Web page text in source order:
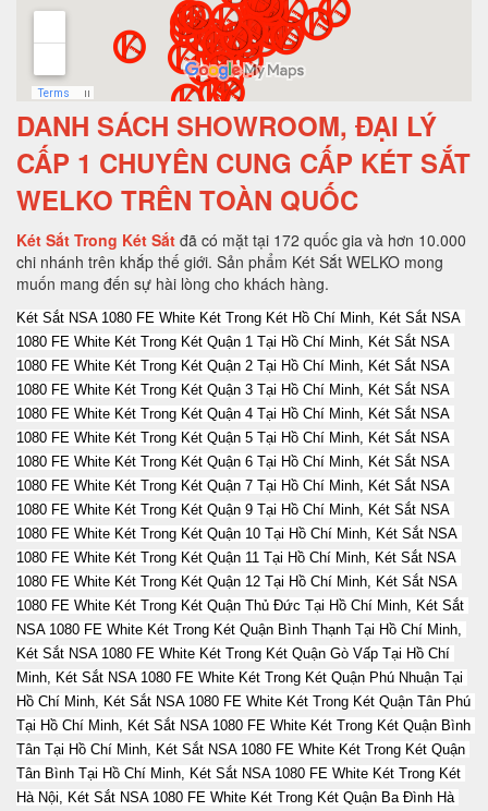
DANH SÁCH SHOWROOM, ĐẠI LÝ
CẤP 1 CHUYÊN CUNG CẤP KÉT SẮT
WELKO TRÊN TOÀN QUỐC
Két Sắt Trong Két Sắt đã có mặt tại 172 quốc gia và hơn 10.000
chi nhánh trên khắp thế giới. Sản phẩm Két Sắt WELKO mong
muốn mang đến sự hài lòng cho khách hàng.
Két Sắt NSA 1080 FE White Két Trong Két Hồ Chí Minh, Két Sắt NSA 1080 FE White Két Trong Két Quận 1 Tại Hồ Chí Minh, Két Sắt NSA 1080 FE White Két Trong Két Quận 2 Tại Hồ Chí Minh, Két Sắt NSA 1080 FE White Két Trong Két Quận 3 Tại Hồ Chí Minh, Két Sắt NSA 1080 FE White Két Trong Két Quận 4 Tại Hồ Chí Minh, Két Sắt NSA 1080 FE White Két Trong Két Quận 5 Tại Hồ Chí Minh, Két Sắt NSA 1080 FE White Két Trong Két Quận 6 Tại Hồ Chí Minh, Két Sắt NSA 1080 FE White Két Trong Két Quận 7 Tại Hồ Chí Minh, Két Sắt NSA 1080 FE White Két Trong Két Quận 9 Tại Hồ Chí Minh, Két Sắt NSA 1080 FE White Két Trong Két Quận 10 Tại Hồ Chí Minh, Két Sắt NSA 1080 FE White Két Trong Két Quận 11 Tại Hồ Chí Minh, Két Sắt NSA 1080 FE White Két Trong Két Quận 12 Tại Hồ Chí Minh, Két Sắt NSA 1080 FE White Két Trong Két Quận Thủ Đức Tại Hồ Chí Minh, Két Sắt NSA 1080 FE White Két Trong Két Quận Bình Thạnh Tại Hồ Chí Minh, Két Sắt NSA 1080 FE White Két Trong Két Quận Gò Vấp Tại Hồ Chí Minh, Két Sắt NSA 1080 FE White Két Trong Két Quận Phú Nhuận Tại Hồ Chí Minh, Két Sắt NSA 1080 FE White Két Trong Két Quận Tân Phú Tại Hồ Chí Minh, Két Sắt NSA 1080 FE White Két Trong Két Quận Bình Tân Tại Hồ Chí Minh, Két Sắt NSA 1080 FE White Két Trong Két Quận Tân Bình Tại Hồ Chí Minh, Két Sắt NSA 1080 FE White Két Trong Két Hà Nội, Két Sắt NSA 1080 FE White Két Trong Két Quận Ba Đình Hà Nội, Két Sắt NSA 1080 FE White Két Trong Két Quận Hoàn Kiếm Hà Nội, Két Sắt NSA 1080 FE White Két Trong Két Quận Hai Bà Trưng Hà Nội, Két Sắt NSA 1080 FE White Két Trong Két Quận Đống Đa Hà Nội, Két Sắt NSA 1080 FE White Két Trong Két Quận Tây Hồ Hà Nội, Két Sắt NSA 1080 FE White Két Trong Két Quận Đống Đa Hà Nội, Két Sắt NSA 1080 FE White Két Trong Két Quận Thanh Xuân Hà Nội, Két Sắt NSA 1080 FE White Két Trong Két Quận Hoàng Mai Hà Nội, Két Sắt NSA 1080 FE White Két Trong Két Quận Long Biên Hà Nội, Két Sắt NSA 1080 FE White Két Trong Két Quận Đống Đa Hà Nội, Két Sắt NSA 1080 FE White Két Trong Két Huyện Thanh Trì Hà Nội, Két Sắt NSA 1080 FE White Két Trong Két Huyện Gia Lâm Hà Nội, Két Sắt NSA 1080 FE White Két Trong Két Huyện Đông Anh Hà Nội, Két Sắt NSA 1080 FE White Két Trong Két Huyện Sóc Sơn Hà Nội, Két Sắt NSA 1080 FE White Két Trong Két Quận Hà Đông Hà Nội, Két Sắt NSA 1080 FE White Két Trong Két Thị xã Sơn Tây Hà Nội, Két Sắt NSA 1080 FE White Két Trong Két Huyện Ba Vì Hà Nội, Két Sắt NSA 1080 FE White Két Trong Két Huyện Phúc Thọ Hà Nội, Két Sắt NSA 1080 FE White Két Trong Két Huyện Thạch Thất Hà Nội, Két Sắt NSA 1080 FE White Két Trong Két Huyện Quốc Oai Hà Nội, Két Sắt NSA 1080 FE White Két Trong Két Huyện Chương Mỹ Hà Nội, Két Sắt NSA 1080 FE White Két Trong Két Huyện Đan Phượng Hà Nội, Két Sắt NSA 1080 FE White Két Trong Két Huyện Hoài Đức Hà Nội, Két Sắt NSA 1080 FE White Két Trong Két Huyện Thanh Oai Hà Nội, Két Sắt NSA 1080 FE White Két Trong Két Huyện Mỹ Đức Hà Nội, Két Sắt NSA 1080 FE White Két Trong Két Huyện Ứng Hoà Hà Nội, Két Sắt NSA 1080 FE White Két Trong Két Huyện Thường Tín Hà Nội, Két Sắt NSA 1080 FE White Két Trong Két Huyện Phú Xuyên Hà Nội, Két Sắt NSA 1080 FE White Két Trong Két Huyện Mê Linh Hà Nội, Két Sắt NSA 1080 FE White Két Trong Két Quận Nam Từ Liên Hà Nội, Két Sắt NSA 1080 FE White Két Trong Két An Giang, Két Sắt NSA 1080 FE White Két Trong Két Thành phố Long Xuyên Tỉnh An Giang, Két Sắt NSA 1080 FE White Két Trong Két Thành phố Châu Đốc Tỉnh An Giang, Két Sắt NSA 1080 FE White Két Trong Két Huyện An Phú Tỉnh An Giang, Két Sắt NSA 1080 FE White Két Trong Két Thị xã Tân Châu, Két Sắt NSA 1080 FE White Két Trong Két Huyện Phú Tân, Két Sắt NSA 1080 FE White Két Trong Két Huyện Châu Phú, Két Sắt NSA 1080 FE White Két Trong Két Huyện Tịnh Biên, Két Sắt NSA 1080 FE White Két Trong Két Huyện Tri Tôn, Két Sắt NSA 1080 FE White Két Trong Két Huyện Châu Thành Tỉnh An Giang, Két Sắt NSA 1080 FE White Két Trong Két Huyện Chợ Mới Tỉnh An Giang, Két Sắt NSA 1080 FE White Két Trong Két Huyện Thoại Sơn Tỉnh An Giang, Két Sắt NSA 1080 FE White Két Trong Két Vũng Tàu, Két Sắt NSA 1080 FE White Két Trong Két Thành phố Vũng Tàu Tại Bà Rịa - Vũng Tàu, Két Sắt NSA 1080 FE White Két Trong Két Thành phố Bà Rịa Tại Bà Rịa - Vũng Tàu, Két Sắt NSA 1080 FE White Két Trong Két Huyện Châu Đức Tại Bà Rịa - Vũng Tàu, Két Sắt NSA 1080 FE White Két Trong Két Huyện Xuyên Mộc Tại Bà Rịa - Vũng Tàu, Két Sắt NSA 1080 FE White Két Trong Két Huyện Long Điền Tại Bà Rịa - Két Sắt NSA 1080 FE White Két Trong Két Cần Thơ, Két Sắt NSA 1080 FE White Két Trong Két Tại Thành phố Cần Thơ Tỉnh Cần Thơ, Két Sắt NSA 1080 FE White Két Trong Két Tại Quận Ninh Kiều Tỉnh Cần Thơ, Két Sắt NSA 1080 FE White Két Trong Két Tại Quận Ô Môn Tỉnh Cần Thơ, Két Sắt NSA 1080 FE White Két Trong Két Tại Quận Bình Thuỷ Tỉnh Cần Thơ, Két Sắt NSA 1080 FE White Két Trong Két Tại Quận Cái Răng Tỉnh Cần Thơ, Két Sắt NSA 1080 FE White Két Trong Két Tại Quận Thốt Nốt Tỉnh Cần Thơ, Két Sắt NSA 1080 FE White Két Trong Két Tại Huyện Vĩnh Thạnh Tỉnh Cần Thơ, Két Sắt NSA 1080 FE White Két Trong Két Tại Huyện Cờ Đỏ Tỉnh Cần Thơ, Két Sắt NSA 1080 FE White Két Trong Két Tại Huyện Phong Điền Tỉnh Cần Thơ, Két Sắt NSA 1080 FE White Két Trong Két Tại Huyện Thới Lai Tỉnh Cần Thơ, Két Sắt NSA 1080 FE White Két Trong Két Đà Nẵng, Két Sắt NSA 1080 FE White Két Trong Két Tại Thành phố Đà Nẵng Tỉnh Đà Nẵng, Két Sắt NSA 1080 FE White Két Trong Két Tại Quận Liên Chiểu Tỉnh Đà Nẵng, Két Sắt NSA 1080 FE White Két Trong Két Tại Quận Thanh Khê Tỉnh Đà Nẵng, Két Sắt NSA 1080 FE White Két Trong Két Tại Quận Hải Châu Tỉnh Đà Nẵng, Két Sắt NSA 1080 FE White Két Trong Két Tại Quận Sơn Trà Tỉnh Đà Nẵng, Két Sắt NSA 1080 FE White Két Trong Két Tại Quận Ngũ Hành Sơn Tỉnh Đà Nẵng, Két Sắt NSA 1080 FE White Két Trong Két Tại Quận Cẩm Lệ Tỉnh Đà Nẵng, Két Sắt NSA 1080 FE White Két Trong Két TạiHuyện Hòa Vang Tỉnh Đà Nẵng, Két Sắt NSA 1080 FE White Két Trong Két Đắk Lắk, Két Sắt NSA 1080 FE White Két Trong Két Tại Thành phố Buôn Ma Thuột Tỉnh Đắk Lắk, Két Sắt NSA 1080 FE White Két Trong Két Tại Thị xã Buôn Hồ Tỉnh Đắk Lắk, Két Sắt NSA 1080 FE White Két Trong Két Tại Huyện Buôn Đôn Tỉnh Đắk Lắk, Két Sắt NSA 1080 FE White Két Trong Két Tại Huyện Cư Kuin Tỉnh Đắk Lắk, Két Sắt NSA 1080 FE White Két Trong Két Tại Huyện Cư M’gar Tỉnh Đắk Lắk, Két Sắt NSA 1080 FE White Két Trong Két Tại Huyện Ea H’leo Tỉnh Đắk Lắk, Két Sắt NSA 1080 FE White Két Trong Két Tại Huyện Ea Kar Tỉnh Đắk Lắk, Két Sắt NSA 1080 FE White Két Trong Két Tại Huyện Ea Súp Tỉnh Đắk Lắk, Két Sắt NSA 1080 FE White Két Trong Két Tại Huyện Krông Ana Tỉnh Đắk Lắk, Két Sắt NSA 1080 FE White Két Trong Két Tại Huyện Krông Bông Tỉnh Đắk Lắk, Két Sắt NSA 1080 FE White Két Trong Két Tại Huyện Krông Búk Tỉnh Đắk Lắk, Két Sắt NSA 1080 FE White Két Trong Két Tại Huyện Krông Năng Tỉnh Đắk Lắk, Két Sắt NSA 1080 FE White Két Trong Két Tại Huyện Krông Pắk Tỉnh Đắk Lắk, Két Sắt NSA 1080 FE White Két Trong Két Tại Huyện Lắk Tỉnh Đắk Lắk, Két Sắt NSA 1080 FE White Két Trong Két Tại Huyện M’Đrắk Tỉnh Đắk Lắk, Két Sắt NSA 1080 FE White Két Trong Két Đắk Nông, Két Sắt NSA 1080 FE White Két Trong Két Tại Thành phố Gia Nghĩa Tỉnh Đắk Nông, Két Sắt NSA 1080 FE White Két Trong Két Tại Huyện Cư Jút Tỉnh Đắk Nông, Két Sắt NSA 1080 FE White Két Trong Két Tại Huyện Đắk Glong Tỉnh Đắk Nông, Két Sắt NSA 1080 FE White Két Trong Két Tại Huyện Đắk Mil Tỉnh Đắk Nông, Két Sắt NSA 1080 FE White Két Trong Két Tại Huyện Đắk R’lấp Tỉnh Đắk Nông, Két Sắt NSA 1080 FE White Két Trong Két Tại Huyện Đắk Song Tỉnh Đắk Nông, Két Sắt NSA 1080 FE White Két Trong Két Tại Huyện Krông Nô Tỉnh Đắk Nông, Két Sắt NSA 1080 FE White Két Trong Két Tại Huyện Tuy Đức Tỉnh Đắk Nông, Két Sắt NSA 1080 FE White Két Trong Két Đồng Nai, Két Sắt NSA 1080 FE White Két Trong Két Tại Thành phố Biên Hòa Tỉnh Đồng Nai, Két Sắt NSA 1080 FE White Két Trong Két Tại Thành phố Long Khánh Tỉnh Đồng Nai, Két Sắt NSA 1080 FE White Két Trong Két Tại Huyện Cẩm Mỹ Tỉnh Đồng Nai, Két Sắt NSA 1080 FE White Két Trong Két Tại Huyện Định Quán Tỉnh Đồng Nai, Két Sắt NSA 1080 FE White Két Trong Két Tại Huyện Long Thành Tỉnh Đồng Nai, Két Sắt NSA 1080 FE White Két Trong Két Tại Huyện Nhơn Trạch Tỉnh Đồng Nai, Két Sắt NSA 1080 FE White Két Trong Két Tại Huyện Tân Phú Tỉnh Đồng Nai, Két Sắt NSA 1080 FE White Két Trong Két Tại Huyện Thống Nhất Tỉnh Đồng Nai, Két Sắt NSA 1080 FE White Két Trong Két Tại Huyện Trảng Bom Tỉnh Đồng Nai, Két Sắt NSA 1080 FE White Két Trong Két Tại Huyện Vĩnh Cửu Tỉnh Đồng Nai, Két Sắt NSA 1080 FE White Két Trong Két Tại Huyện Xuân Lộc Tỉnh Đồng Nai, Két Sắt NSA 1080 FE White Két Trong Két Biên Hòa, Két Sắt NSA 1080 FE White Két Trong Két Đồng Tháp, Két Sắt NSA 1080 FE White Két Trong Két Tại Thành phố Cao Lãnh Tỉnh Đồng Tháp, Két Sắt NSA 1080 FE White Két Trong Két Tại Thành phố Sa Đéc Tỉnh Đồng Tháp, Két Sắt NSA 1080 FE White Két Trong Két Tại Thị xã Hồng Ngự Tỉnh Đồng Tháp, Két Sắt NSA 1080 FE White Két Trong Két Tại Huyện Cao Lãnh Tỉnh Đồng Tháp, Két Sắt NSA 1080 FE White Két Trong Két Tại Huyện Châu Thành Tỉnh Đồng Tháp, Két Sắt NSA 1080 FE White Két Trong Két Tại Huyện Hồng Ngự Tỉnh Đồng Tháp, Két Sắt NSA 1080 FE White Két Trong Két Tại Huyện Lai Vung Tỉnh Đồng Tháp, Két Sắt NSA 1080 FE White Két Trong Két Tại Huyện Lấp Vò Tỉnh Đồng Tháp, Két Sắt NSA 1080 FE White Két Trong Két Tại Huyện Tam Nông Tỉnh Đồng Tháp, Két Sắt NSA 1080 FE White Két Trong Két Tại Huyện Tân Hồng Tỉnh Đồng Tháp, Két Sắt NSA 1080 FE White Két Trong Két Tại Huyện Thanh Bình Tỉnh Đồng Tháp, Két Sắt NSA 1080 FE White Két Trong Két Tại Huyện Tháp Mười Tỉnh Đồng Tháp, Két Sắt NSA 1080 FE White Két Trong Két Tại Thành phố Điện Biên Phủ Tỉnh Điện Biên, Két Sắt NSA 1080 FE White Két Trong Két Tại Thị xã Mường Lay Tỉnh Điện Biên, Két Sắt NSA 1080 FE White Két Trong Két Tại Huyện Điện Biên Tỉnh Điện Biên, Két Sắt NSA 1080 FE White Két Trong Két Tại Huyện Điện Biên Đông Tỉnh Điện Biên, Két Sắt NSA 1080 FE White Két Trong Két Tại Huyện Mường Ảng Tỉnh Điện Biên, Két Sắt NSA 1080 FE White Két Trong Két Tại Huyện Mường Chà Tỉnh Điện Biên, Két Sắt NSA 1080 FE White Két Trong Két Tại Huyện M